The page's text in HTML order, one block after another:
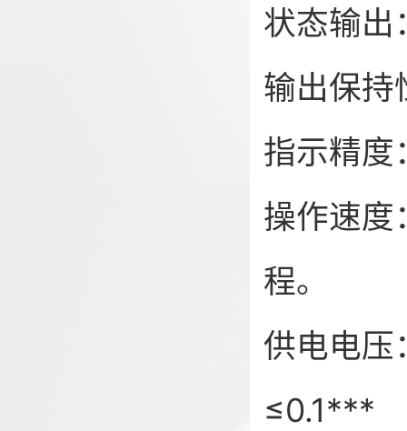
状态输
输出保
指示精
操作速度
程。
供电电
≤0.1***